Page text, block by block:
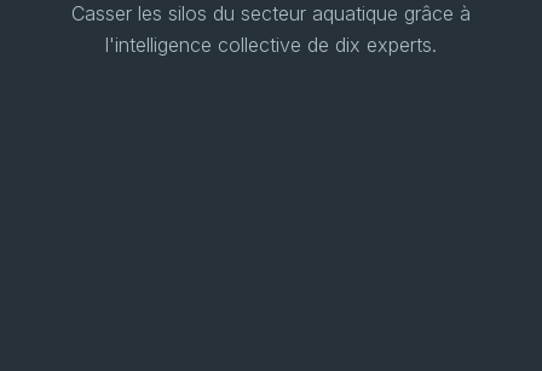
Casser les silos du secteur aquatique grâce à
l'intelligence collective de dix experts.